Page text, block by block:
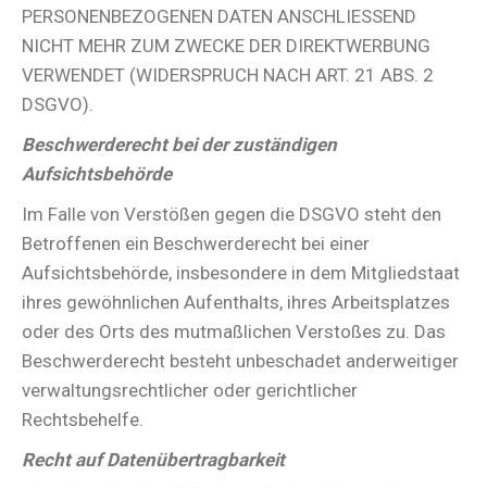
PERSONENBEZOGENEN DATEN ANSCHLIESSEND
NICHT MEHR ZUM ZWECKE DER DIREKTWERBUNG
VERWENDET (WIDERSPRUCH NACH ART. 21 ABS. 2
DSGVO).
Beschwerderecht bei der zuständigen
Aufsichtsbehörde
Im Falle von Verstößen gegen die DSGVO steht den
Betroffenen ein Beschwerderecht bei einer
Aufsichtsbehörde, insbesondere in dem Mitgliedstaat
ihres gewöhnlichen Aufenthalts, ihres Arbeitsplatzes
oder des Orts des mutmaßlichen Verstoßes zu. Das
Beschwerderecht besteht unbeschadet anderweitiger
verwaltungsrechtlicher oder gerichtlicher
Rechtsbehelfe.
Recht auf Datenübertragbarkeit